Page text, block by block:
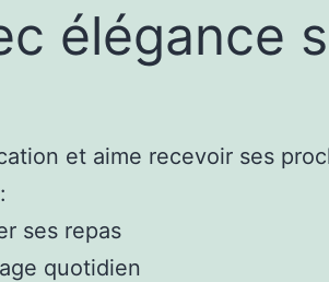
élégance
et aime recevoir ses
ses repas
quotidien